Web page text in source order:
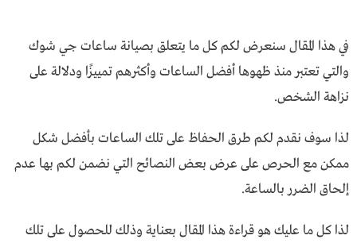
في هذا المقال سنعرض لكم كل ما يتعلق بصيانة ساعات جي شوك
والتي تعتبر منذ ظهوها أفضل الساعات وأكثرهم تمييزًا ودلالة على
نزاهة الشخص.
لذا سوف نقدم لكم طرق الحفاظ على تلك الساعات بأفضل شكل
ممكن مع الحرص على عرض بعض النصائح التي نضمن لكم بها عدم
إلحاق الضرر بالساعة.
لذا كل ما عليك هو قراءة هذا المقال بعناية وذلك للحصول على تلك